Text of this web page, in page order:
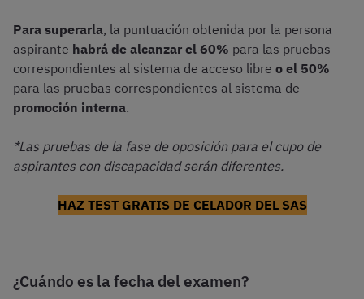
Para superarla, la puntuación obtenida por la persona
aspirante habrá de alcanzar el 60% para las pruebas
correspondientes al sistema de acceso libre o el 50%
para las pruebas correspondientes al sistema de
promoción interna.
*Las pruebas de la fase de oposición para el cupo de
aspirantes con discapacidad serán diferentes.
HAZ TEST GRATIS DE CELADOR DEL SAS
¿Cuándo es la fecha del examen?